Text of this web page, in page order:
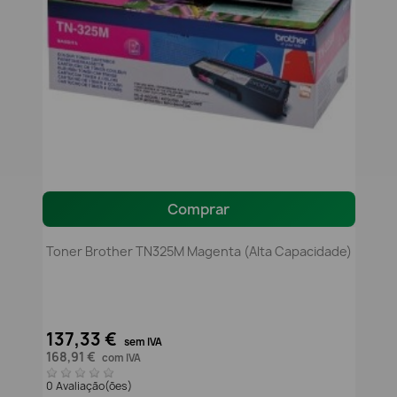
Comprar
Toner Brother TN325M Magenta (alta Capacidade)
137,33 € sem IVA
168,91 € com IVA
0 Avaliação(ões)